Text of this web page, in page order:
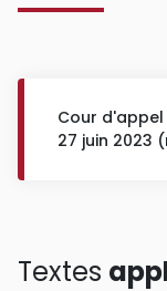
Cour d'appel
27 juin 2023
Textes